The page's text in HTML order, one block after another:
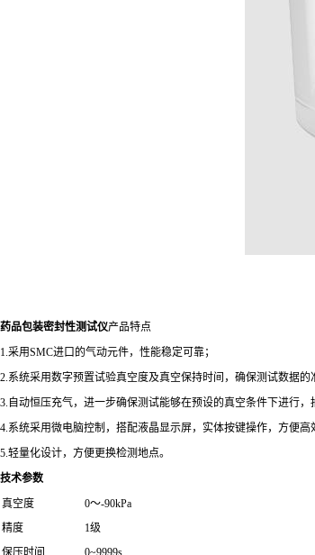
药品包装密封性测试仪产品特点
1.采用SMC进口的气动元件，性能稳定可靠；
2.系统采用数字预置试验真空度及真空保持时间，确保测试数据的
3.自动恒压充气，进一步确保测试能够在预设的真空条件下进行
4.系统采用微电脑控制，搭配液晶显示屏，实体按键操作，方便高
5.轻量化设计，方便更换检测地点。
技术参数
真空度
0～-90kPa
精度
1级
保压时间
0~9999s